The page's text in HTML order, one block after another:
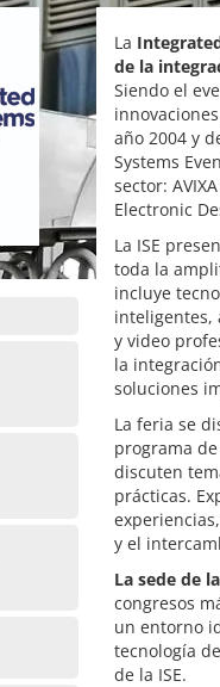
La
de la
Siendo el
año 2004 y
Systems
sector:
Electronic
La ISE
toda la
incluye
inteligentes,
y video
la
soluciones
La feria se
programa
discuten
prácticas.
y el
La sede de
congresos
un entorno
tecnología
de la ISE.